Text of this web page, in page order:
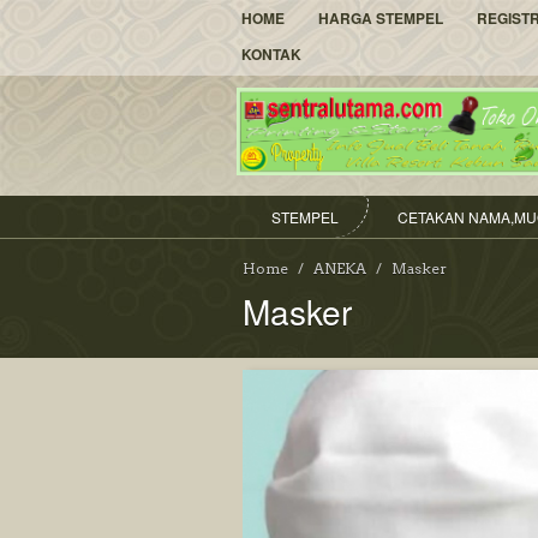
HOME HARGA STEMPEL
KONTAK
STEMPEL CETAKAN
Home ANEKA Masker
Masker